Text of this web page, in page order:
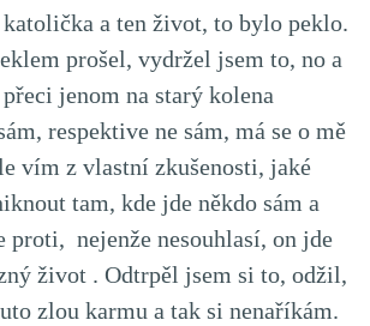
a ten život, to bylo peklo.
prošel, vydržel jsem to, no a
jenom na starý kolena
respektive ne sám, má se o mě
vím z vlastní zkušenosti, jaké
tam, kde jde někdo sám a
proti, nejenže nesouhlasí, on jde
život . Odtrpěl jsem si to, odžil,
zlou karmu a tak si nenaříkám.